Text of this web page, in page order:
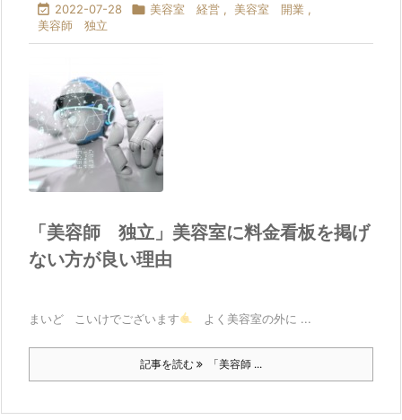
 2022-07-28  美容室 経営 , 美容室 開業 ,
美容師 独立
「美容師 独立」美容室に料金看板を掲げ
ない方が良い理由
まいど こいけでございます よく美容室の外に ...
記事を読む 「美容師 ...